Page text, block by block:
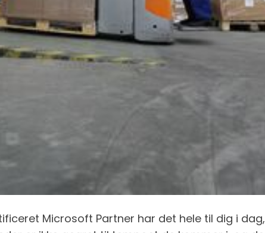
Microsoft Partner har det hele til dig i